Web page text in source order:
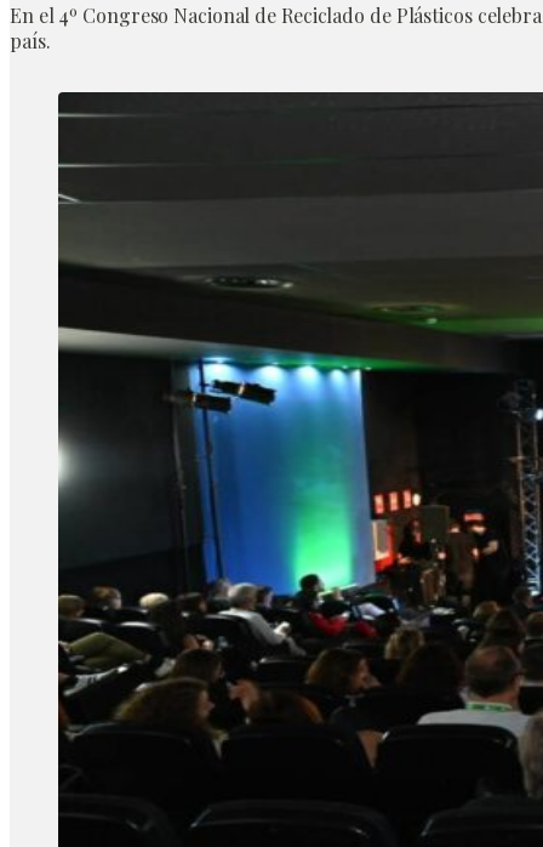
En el 4º Congreso Nacional de Reciclado de Plásticos
país.